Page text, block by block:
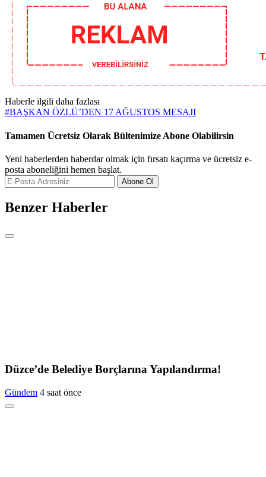
Haberle ilgili daha fazlası
#BAŞKAN ÖZLÜ’DEN 17 AĞUSTOS MESAJI
Tamamen Ücretsiz Olarak Bültenimize Abone Olabilirsin
Yeni haberlerden haberdar olmak için fırsatı kaçırma ve ücretsiz e-
posta aboneliğini hemen başlat.
Abone Ol
Benzer Haberler
Düzce’de Belediye Borçlarına Yapılandırma!
Gündem 4 saat önce